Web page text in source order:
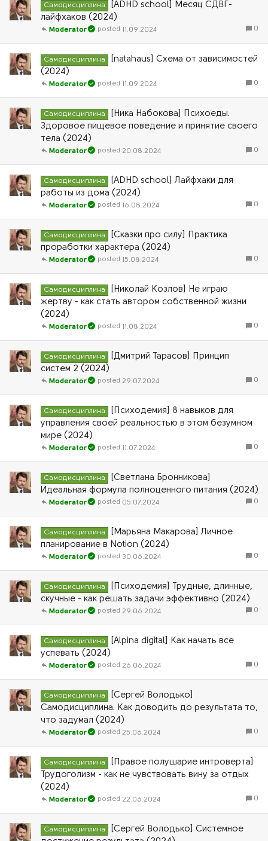
Самодисциплина
[ADHD school] Месяц СДВГ-
лайфхаков (2024)
0
11.09.2024
Moderator
Самодисциплина
[natahaus] Схема от зависимостей
(2024)
0
11.09.2024
Moderator
Самодисциплина
[Ника Набокова] Психоеды.
Здоровое пищевое поведение и принятие своего
тела (2024)
0
20.08.2024
Moderator
Самодисциплина
[ADHD school] Лайфхаки для
работы из дома (2024)
0
16.08.2024
Moderator
Самодисциплина
[Сказки про силу] Практика
проработки характера (2024)
0
15.08.2024
Moderator
Самодисциплина
[Николай Козлов] Не играю
жертву - как стать автором собственной жизни
(2024)
0
11.08.2024
Moderator
Самодисциплина
[Дмитрий Тарасов] Принцип
систем 2 (2024)
0
29.07.2024
Moderator
Самодисциплина
[Психодемия] 8 навыков для
управления своей реальностью в этом безумном
мире (2024)
0
11.07.2024
Moderator
Самодисциплина
[Светлана Бронникова]
Идеальная формула полноценного питания (2024)
0
05.07.2024
Moderator
Самодисциплина
[Марьяна Макарова] Личное
планирование в Notion (2024)
0
30.06.2024
Moderator
Самодисциплина
[Психодемия] Трудные, длинные,
скучные - как решать задачи эффективно (2024)
0
29.06.2024
Moderator
Самодисциплина
[Alpina digital] Как начать все
успевать (2024)
0
26.06.2024
Moderator
Самодисциплина
[Сергей Володько]
Самодисциплина. Как доводить до результата то,
что задумал (2024)
0
25.06.2024
Moderator
Самодисциплина
[Правое полушарие интроверта]
Трудоголизм - как не чувствовать вину за отдых
(2024)
0
22.06.2024
Moderator
Самодисциплина
[Сергей Володько] Системное